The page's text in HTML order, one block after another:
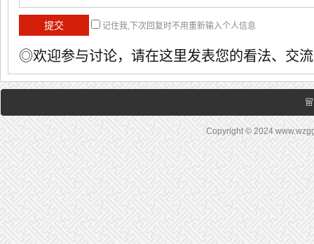
记住我,下次回复时不用重新输入个人信息
◎欢迎参与讨论，请在这里发表您的看法、交
Copyright © 2024